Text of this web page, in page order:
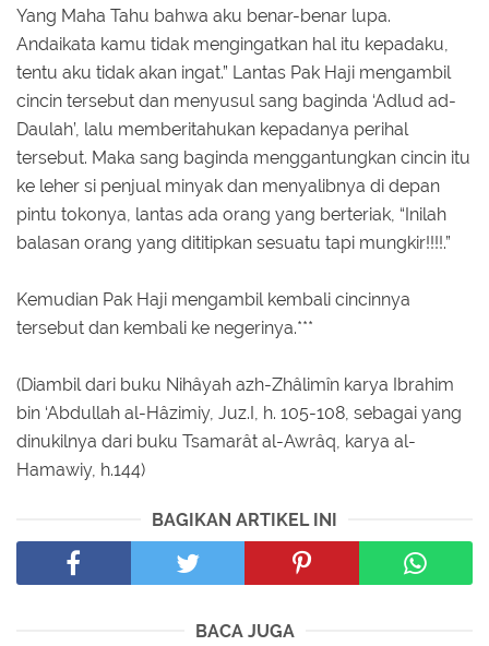
Yang Maha Tahu bahwa aku benar-benar lupa.
Andaikata kamu tidak mengingatkan hal itu kepadaku,
tentu aku tidak akan ingat.” Lantas Pak Haji mengambil
cincin tersebut dan menyusul sang baginda ‘Adlud ad-
Daulah’, lalu memberitahukan kepadanya perihal
tersebut. Maka sang baginda menggantungkan cincin itu
ke leher si penjual minyak dan menyalibnya di depan
pintu tokonya, lantas ada orang yang berteriak, “Inilah
balasan orang yang dititipkan sesuatu tapi mungkir!!!!.”
Kemudian Pak Haji mengambil kembali cincinnya
tersebut dan kembali ke negerinya.***
(Diambil dari buku Nihâyah azh-Zhâlimîn karya Ibrahim
bin ‘Abdullah al-Hâzimiy, Juz.I, h. 105-108, sebagai yang
dinukilnya dari buku Tsamarât al-Awrâq, karya al-
Hamawiy, h.144)
BAGIKAN ARTIKEL INI
BACA JUGA